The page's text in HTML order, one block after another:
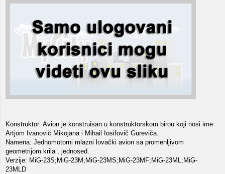
Konstruktor: Avion je konstruisan u konstruktorskom birou koji nosi ime
Artjom Ivanovič Mikojana i Mihail Iosifovič Gureviča.
Namena: Jednomotorni mlazni lovački avion sa promenljivom
geometrijom krila , jednosed.
Verzije: MiG-23S;MiG-23M;MiG-23MS;MiG-23MF;MiG-23ML;MiG-
23MLD